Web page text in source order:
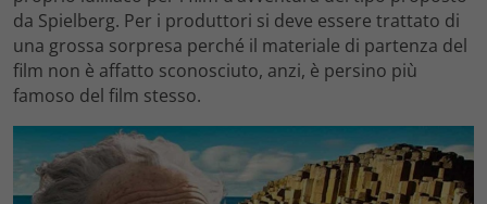
da Spielberg. Per i produttori si deve essere trattato di
una grossa sorpresa perché il materiale di partenza del
film non è affatto sconosciuto, anzi, è persino più
famoso del film stesso.